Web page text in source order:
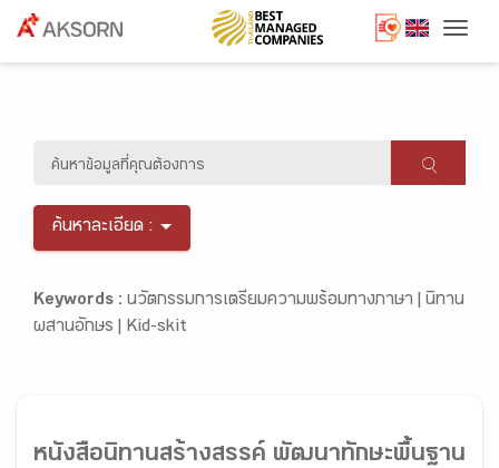
ค้นหาละเอียด :
Keywords : นวัตกรรมการเตรียมความพร้อมทางภาษา | นิทาน
ผสานอักษร | Kid-skit
หนังสือนิทานสร้างสรรค์ พัฒนาทักษะพื้นฐาน